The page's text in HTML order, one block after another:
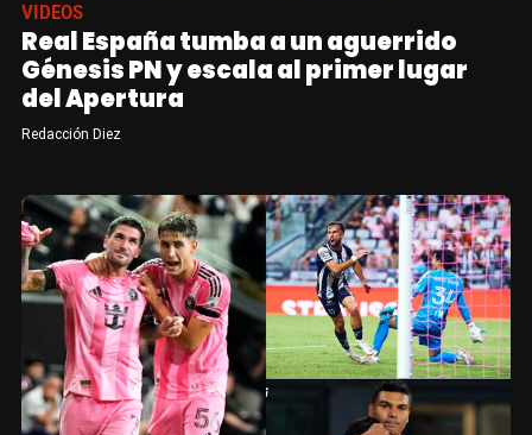
VIDEOS
Real España tumba a un aguerrido
Génesis PN y escala al primer lugar
del Apertura
Redacción Diez